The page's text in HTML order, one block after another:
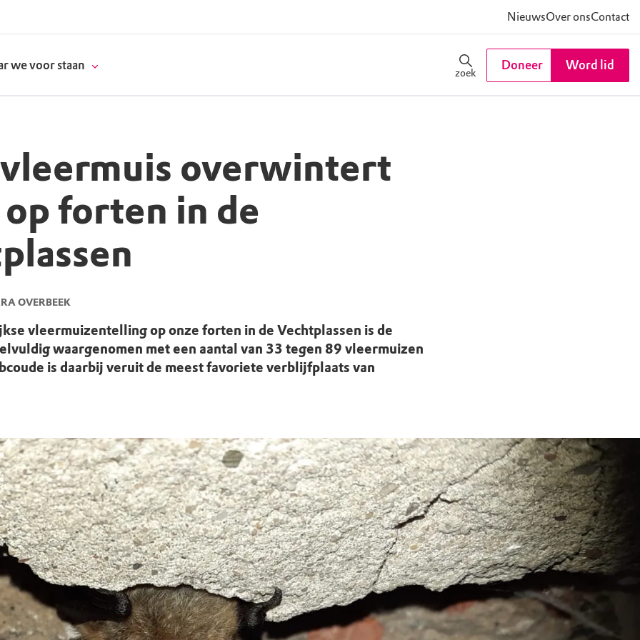
NieuwsOver onsContact
we voor staan
zoek
Doneer Word lid
overwintert
forten in de
OVERBEEK
vleermuizentelling op onze forten in de Vechtplassen is de
waargenomen met een aantal van 33 tegen 89 vleermuizen
is daarbij veruit de meest favoriete verblijfplaats van